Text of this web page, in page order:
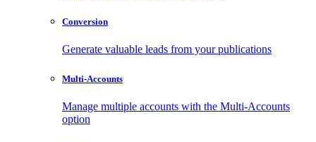
Conversion
Generate valuable leads from your publications
Multi-Accounts
Manage multiple accounts with the Multi-Accounts
option